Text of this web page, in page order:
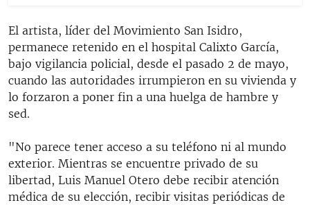
El artista, líder del Movimiento San Isidro,
permanece retenido en el hospital Calixto García,
bajo vigilancia policial, desde el pasado 2 de mayo,
cuando las autoridades irrumpieron en su vivienda y
lo forzaron a poner fin a una huelga de hambre y
sed.
"No parece tener acceso a su teléfono ni al mundo
exterior. Mientras se encuentre privado de su
libertad, Luis Manuel Otero debe recibir atención
médica de su elección, recibir visitas periódicas de